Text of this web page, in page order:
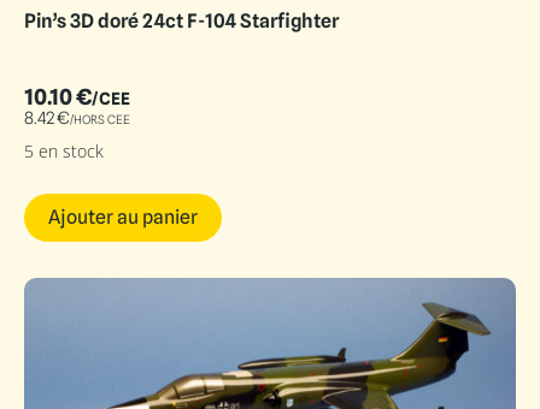
Pin’s 3D doré 24ct F-104 Starfighter
10.10€/CEE
8.42€/HORS CEE
5 en stock
Ajouter au panier